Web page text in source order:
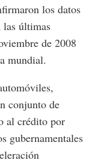
los datos
las últimas
de 2008
mundial.
conjunto de
al crédito por
gubernamentales